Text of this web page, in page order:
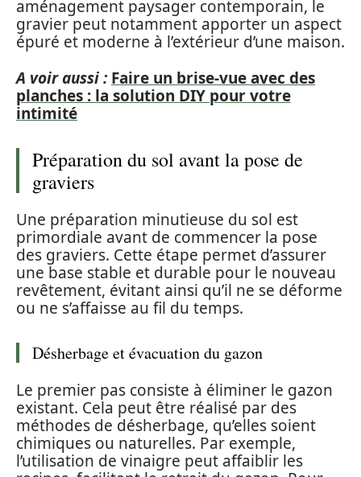
aménagement paysager contemporain, le
gravier peut notamment apporter un aspect
épuré et moderne à l’extérieur d’une maison.
A voir aussi : Faire un brise-vue avec des
planches : la solution DIY pour votre
intimité
Préparation du sol avant la pose de
graviers
Une préparation minutieuse du sol est
primordiale avant de commencer la pose
des graviers. Cette étape permet d’assurer
une base stable et durable pour le nouveau
revêtement, évitant ainsi qu’il ne se déforme
ou ne s’affaisse au fil du temps.
Désherbage et évacuation du gazon
Le premier pas consiste à éliminer le gazon
existant. Cela peut être réalisé par des
méthodes de désherbage, qu’elles soient
chimiques ou naturelles. Par exemple,
l’utilisation de vinaigre peut affaiblir les